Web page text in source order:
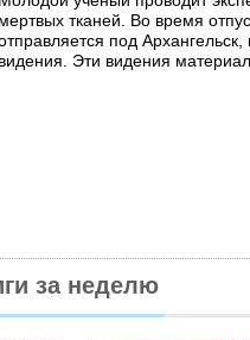
мертвых тканей. Во время
под
видения. Эти видения
за неделю